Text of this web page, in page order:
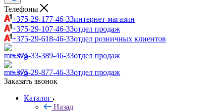
Телефоны
+375-29-177-46-33интернет-магазин
+375-29-107-46-33отдел продаж
+375-29-618-46-33отдел розничных клиентов
+375-33-389-46-33отдел продаж
+375-29-877-46-33отдел продаж
Заказать звонок
Каталог
Назад